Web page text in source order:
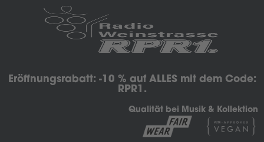
Eröffnungsrabatt: -10 % auf ALLES mit dem Code:
RPR1.
Qualität bei Musik & Kollektion